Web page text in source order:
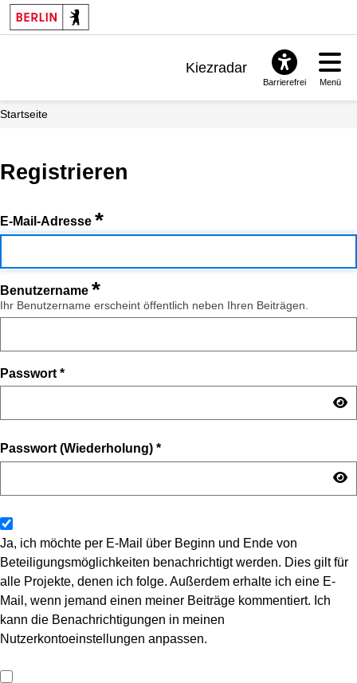
Kiezradar
Barrierefrei Menü
Startseite
Registrieren
E-Mail-Adresse *
Benutzername *
Ihr Benutzername erscheint öffentlich neben Ihren Beiträgen.
Passwort *
Passwort (Wiederholung) *
Ja, ich möchte per E-Mail über Beginn und Ende von
Beteiligungsmöglichkeiten benachrichtigt werden. Dies gilt für
alle Projekte, denen ich folge. Außerdem erhalte ich eine E-
Mail, wenn jemand einen meiner Beiträge kommentiert. Ich
kann die Benachrichtigungen in meinen
Nutzerkontoeinstellungen anpassen.